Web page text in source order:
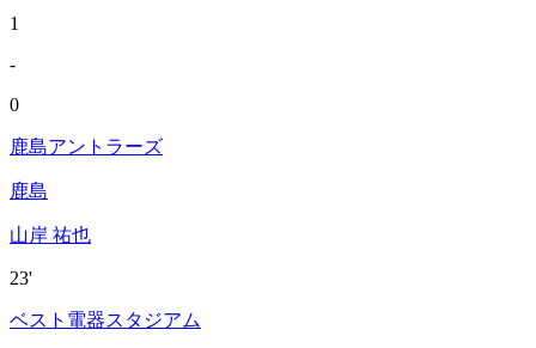
1
-
0
鹿島アントラーズ
鹿島
山岸 祐也
23'
ベスト電器スタジアム